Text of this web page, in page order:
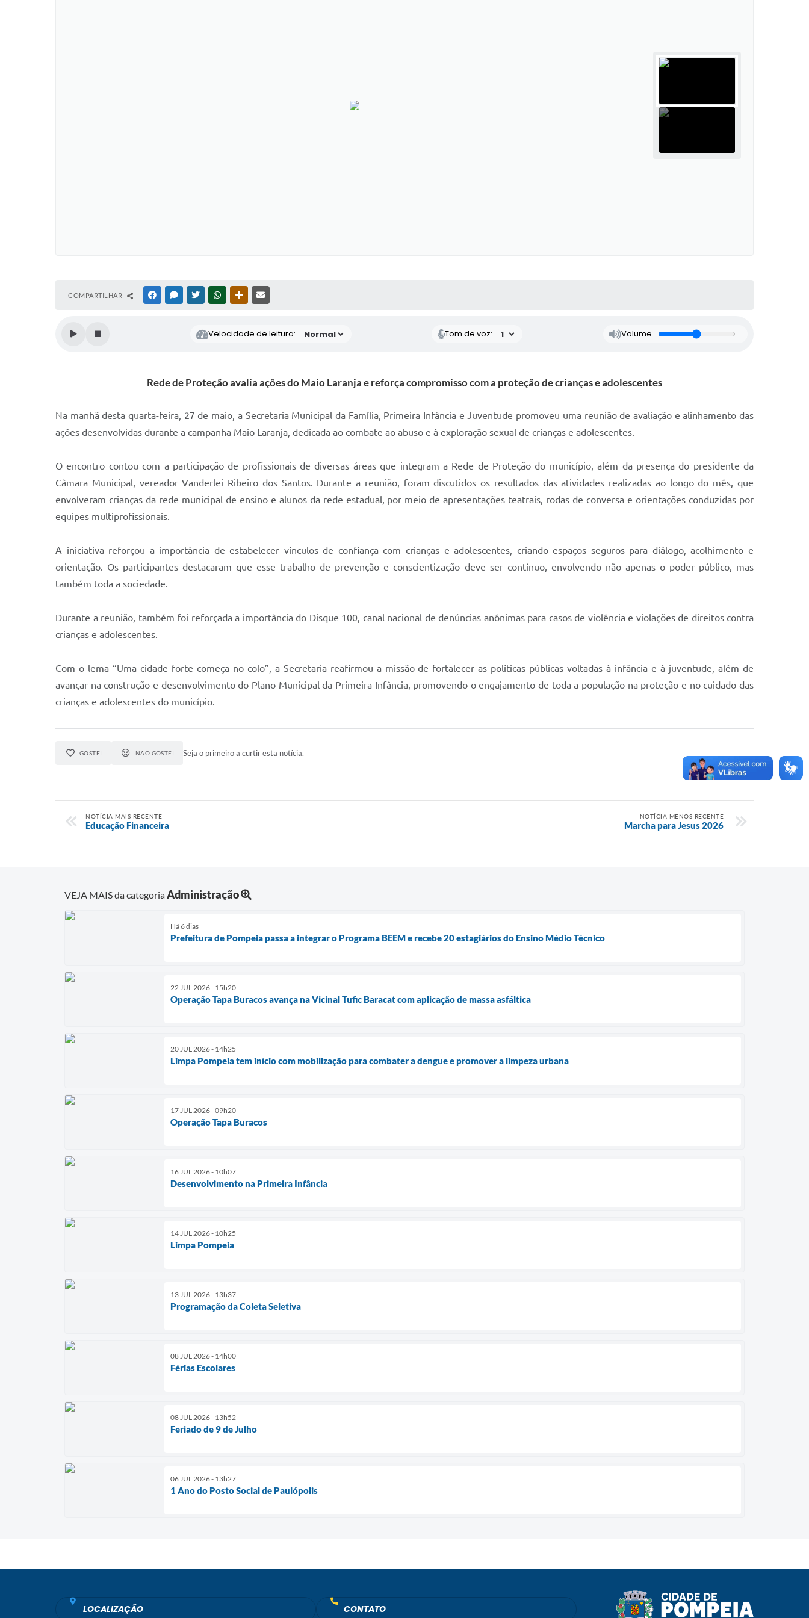
COMPARTILHAR FACEBOOKMESSENGER
TWITTERWHATSAPPOUTRAS MÍDIAS
Velocidade de leitura: Tom de voz: Volume
Rede de Proteção avalia ações do Maio Laranja e reforça compromisso com a proteção de crianças e adolescentes
Na manhã desta quarta-feira, 27 de maio, a Secretaria Municipal da Família, Primeira Infância e Juventude promoveu uma reunião de avaliação e alinhamento das
ações desenvolvidas durante a campanha Maio Laranja, dedicada ao combate ao abuso e à exploração sexual de crianças e adolescentes.
O encontro contou com a participação de profissionais de diversas áreas que integram a Rede de Proteção do município, além da presença do presidente da
Câmara Municipal, vereador Vanderlei Ribeiro dos Santos. Durante a reunião, foram discutidos os resultados das atividades realizadas ao longo do mês, que
envolveram crianças da rede municipal de ensino e alunos da rede estadual, por meio de apresentações teatrais, rodas de conversa e orientações conduzidas por
equipes multiprofissionais.
A iniciativa reforçou a importância de estabelecer vínculos de confiança com crianças e adolescentes, criando espaços seguros para diálogo, acolhimento e
orientação. Os participantes destacaram que esse trabalho de prevenção e conscientização deve ser contínuo, envolvendo não apenas o poder público, mas
também toda a sociedade.
Durante a reunião, também foi reforçada a importância do Disque 100, canal nacional de denúncias anônimas para casos de violência e violações de direitos contra
crianças e adolescentes.
Com o lema “Uma cidade forte começa no colo”, a Secretaria reafirmou a missão de fortalecer as políticas públicas voltadas à infância e à juventude, além de
avançar na construção e desenvolvimento do Plano Municipal da Primeira Infância, promovendo o engajamento de toda a população na proteção e no cuidado das
crianças e adolescentes do município.
GOSTEI NÃO GOSTEI Seja o primeiro a curtir esta notícia.
NOTÍCIA MAIS RECENTE
Educação Financeira
NOTÍCIA MENOS RECENTE
Marcha para Jesus 2026
VEJA MAIS da categoriaAdministração
Há 6 dias
Prefeitura de Pompeia passa a integrar o Programa BEEM e recebe 20 estagiários do Ensino Médio Técnico
22 JUL 2026 - 15h20
Operação Tapa Buracos avança na Vicinal Tufic Baracat com aplicação de massa asfáltica
20 JUL 2026 - 14h25
Limpa Pompeia tem início com mobilização para combater a dengue e promover a limpeza urbana
17 JUL 2026 - 09h20
Operação Tapa Buracos
16 JUL 2026 - 10h07
Desenvolvimento na Primeira Infância
14 JUL 2026 - 10h25
Limpa Pompeia
13 JUL 2026 - 13h37
Programação da Coleta Seletiva
08 JUL 2026 - 14h00
Férias Escolares
08 JUL 2026 - 13h52
Feriado de 9 de Julho
06 JUL 2026 - 13h27
1 Ano do Posto Social de Paulópolis
LOCALIZAÇÃO CONTATO